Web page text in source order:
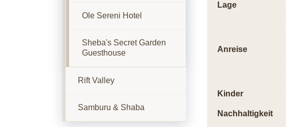
Lage
Anreise
Kinder
Nachhaltigkeit
Ole Sereni Hotel
Sheba's Secret Garden
Guesthouse
Rift Valley
Samburu & Shaba